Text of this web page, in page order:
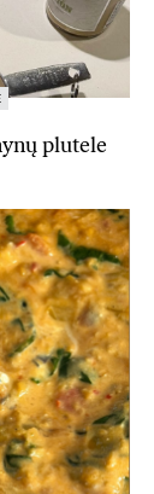
plutele